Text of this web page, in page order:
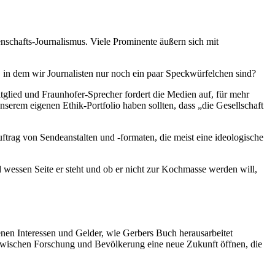
Journalismus. Viele Prominente äußern sich mit
dem wir Journalisten nur noch ein paar Speckwürfelchen sind?
und Fraunhofer-Sprecher fordert die Medien auf, für mehr
eigenen Ethik-Portfolio haben sollten, dass „die Gesellschaft
von Sendeanstalten und -formaten, die meist eine ideologische
Seite er steht und ob er nicht zur Kochmasse werden will,
Interessen und Gelder, wie Gerbers Buch herausarbeitet
Forschung und Bevölkerung eine neue Zukunft öffnen, die